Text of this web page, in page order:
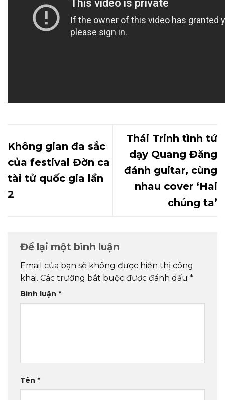
Không gian đa sắc
của festival Đờn ca
tài tử quốc gia lần
2
Thái Trinh tình tứ
dạy Quang Đăng
đánh guitar, cùng
nhau cover ‘Hai
chúng ta’
Để lại một bình luận
Email của bạn sẽ không được hiển thị công
khai. Các trường bắt buộc được đánh dấu *
Bình luận *
Tên *